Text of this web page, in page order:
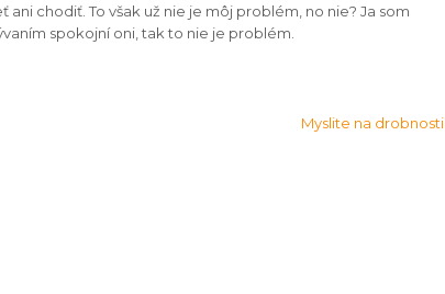
chodiť. To však už nie je môj problém, no nie? Ja som
spokojní oni, tak to nie je problém.
Myslite na drobnosti